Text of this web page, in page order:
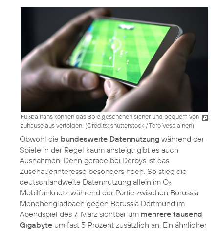
Fußballfans können das Spielgeschehen sicher und bequem von
zuhause aus verfolgen. (Credits: shutterstock / Tero Vesalainen)
Obwohl die bundesweite Datennutzung während der
Spiele in der Regel kaum ansteigt, gibt es auch
Ausnahmen: Denn gerade bei Derbys ist das
Zuschauerinteresse besonders hoch. So stieg die
deutschlandweite Datennutzung allein im O2
Mobilfunknetz während der Partie zwischen Borussia
Mönchengladbach gegen Borussia Dortmund im
Abendspiel des 7. März sichtbar um mehrere tausend
Gigabyte um fast 5 Prozent zusätzlich an. Ein ähnlicher